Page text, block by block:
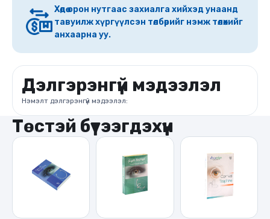
Хөдөө орон нутгаас захиалга хийхэд унаанд
тавуилж хүргүүлсэн төлбөрийг нэмж төлөхийг
анхаарна уу.
Дэлгэрэнгүй мэдээлэл
Нэмэлт дэлгэрэнгүй мэдээлэл:
Төстэй бүтээгдэхүүн